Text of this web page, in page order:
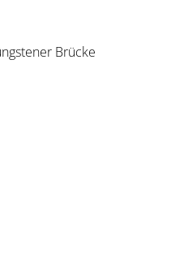
Brücke